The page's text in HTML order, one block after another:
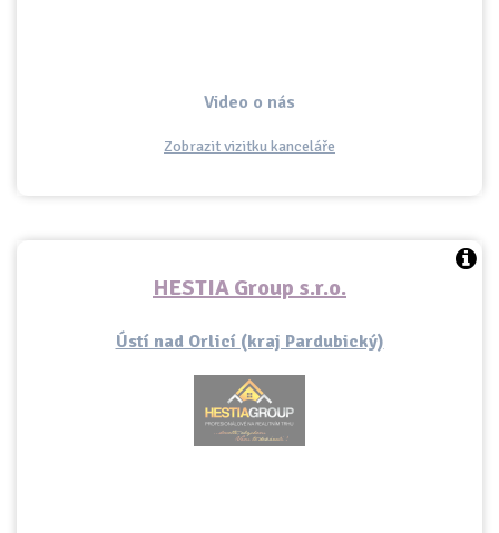
Video o nás
Zobrazit vizitku kanceláře
HESTIA Group s.r.o.
Ústí nad Orlicí (kraj Pardubický)